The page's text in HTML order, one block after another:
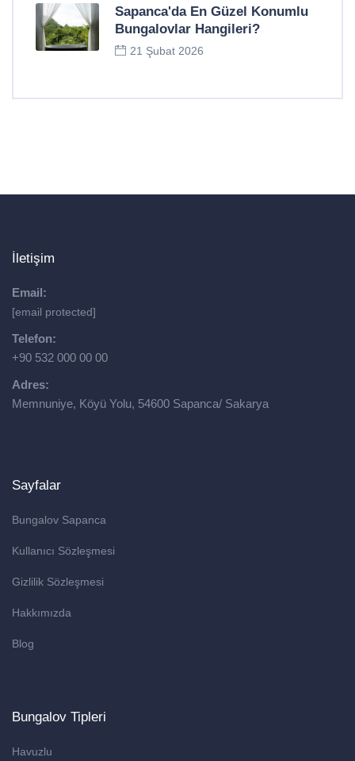
Sapanca'da En Güzel Konumlu
Bungalovlar Hangileri?
21 Şubat 2026
İletişim
Email:
[email protected]
Telefon:
+90 532 000 00 00
Adres:
Memnuniye, Köyü Yolu, 54600 Sapanca/ Sakarya
Sayfalar
Bungalov Sapanca
Kullanıcı Sözleşmesi
Gizlilik Sözleşmesi
Hakkımızda
Blog
Bungalov Tipleri
Havuzlu